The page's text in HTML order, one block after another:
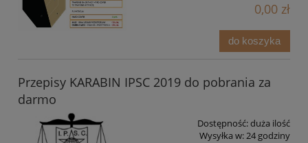
0,00 zł
do koszyka
Przepisy KARABIN IPSC 2019 do pobrania za
darmo
Dostępność:duża ilość
Wysyłka w:24 godziny